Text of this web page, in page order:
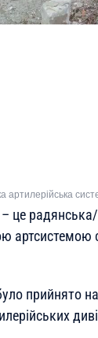
артилерійська
це радянська/
артсистемою
прийнято